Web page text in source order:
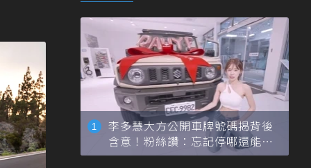
李多慧大方公開車牌號碼揭背後
含意！粉絲讚：忘記停哪還能幫
忙找車